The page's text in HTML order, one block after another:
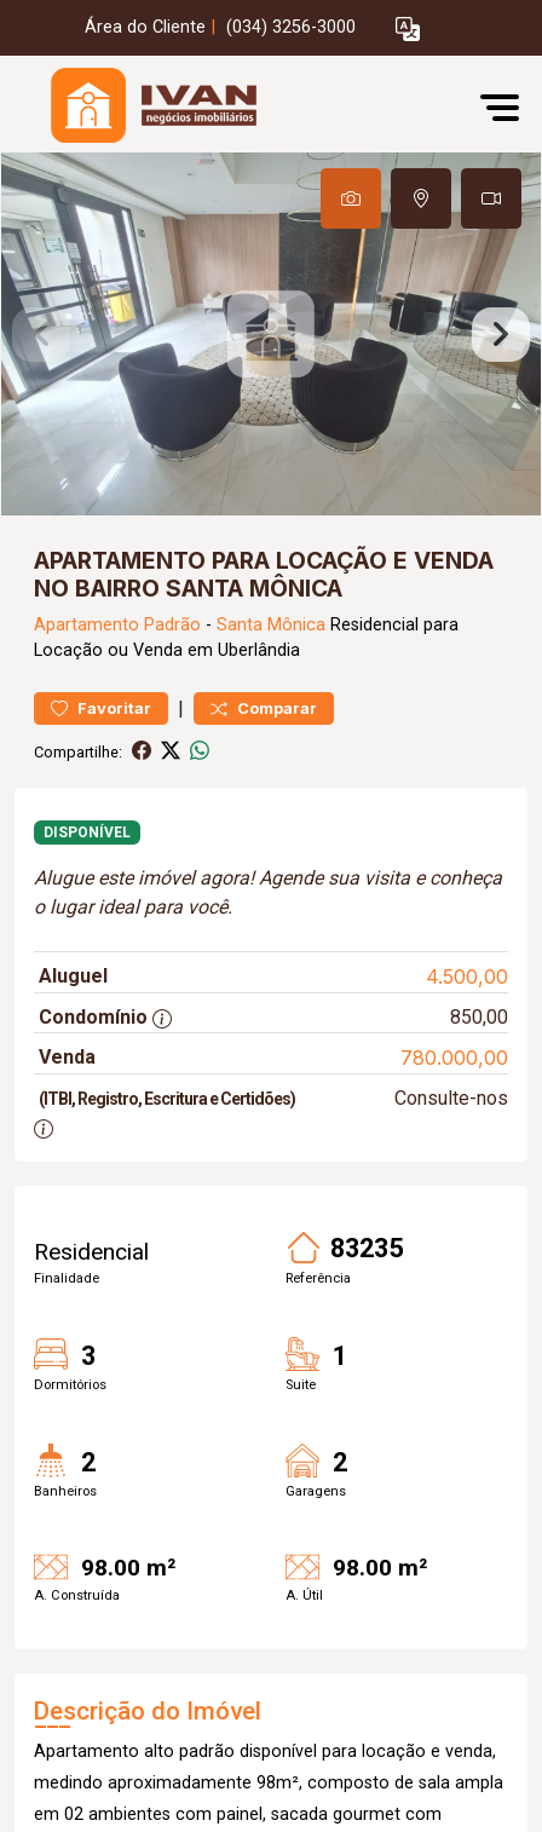
Área do Cliente (034) 3256-3000
APARTAMENTO PARA LOCAÇÃO E VENDA
NO BAIRRO SANTA MÔNICA
Apartamento Padrão - Santa Mônica Residencial para
Locação ou Venda em Uberlândia
Favoritar | Comparar
Compartilhe:
DISPONÍVEL
Alugue este imóvel agora! Agende sua visita e conheça
o lugar ideal para você.
Aluguel 4.500,00
Condomínio
850,00
Venda
780.000,00
(ITBI, Registro, Escritura e Certidões) Consulte-nos
Residencial
Finalidade
83235
Referência
3
Dormitórios
1
Suite
2
Banheiros
2
Garagens
98.00 m²
A. Construída
98.00 m²
A. Útil
Descrição do Imóvel
Apartamento alto padrão disponível para locação e venda,
medindo aproximadamente 98m², composto de sala ampla
em 02 ambientes com painel, sacada gourmet com